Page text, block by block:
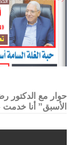
حوار مع الدكتور
الأسبق” أنا